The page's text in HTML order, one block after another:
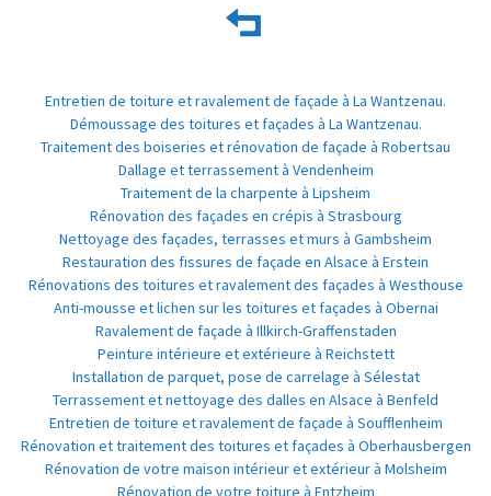
Entretien de toiture et ravalement de façade à La Wantzenau.
Démoussage des toitures et façades à La Wantzenau.
Traitement des boiseries et rénovation de façade à Robertsau
Dallage et terrassement à Vendenheim
Traitement de la charpente à Lipsheim
Rénovation des façades en crépis à Strasbourg
Nettoyage des façades, terrasses et murs à Gambsheim
Restauration des fissures de façade en Alsace à Erstein
Rénovations des toitures et ravalement des façades à Westhouse
Anti-mousse et lichen sur les toitures et façades à Obernai
Ravalement de façade à Illkirch-Graffenstaden
Peinture intérieure et extérieure à Reichstett
Installation de parquet, pose de carrelage à Sélestat
Terrassement et nettoyage des dalles en Alsace à Benfeld
Entretien de toiture et ravalement de façade à Soufflenheim
Rénovation et traitement des toitures et façades à Oberhausbergen
Rénovation de votre maison intérieur et extérieur à Molsheim
Rénovation de votre toiture à Entzheim